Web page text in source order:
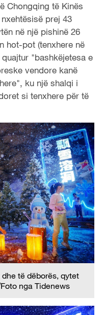
Chongqing të Kinës
prej 43
në një pishinë 26
hot-pot (tenxhere në
"bashkëjetesa e
vendore kanë
ku një shalqi i
si tenxhere për të
të dëborës, qytet
nga Tidenews